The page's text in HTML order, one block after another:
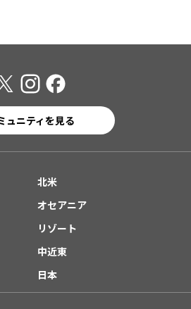
ュニティを見る
北米
オセアニア
リゾート
中近東
日本